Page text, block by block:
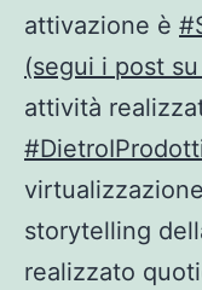
attivazione è
(segui i post su
attività
storytelling
realizzato